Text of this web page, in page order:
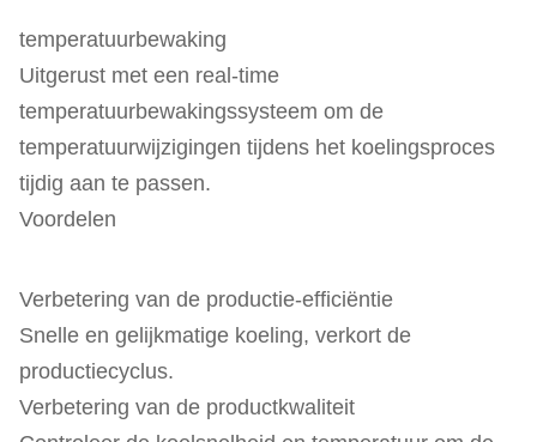
temperatuurbewaking
Uitgerust met een real-time
temperatuurbewakingssysteem om de
temperatuurwijzigingen tijdens het koelingsproces
tijdig aan te passen.
Voordelen
Verbetering van de productie-efficiëntie
Snelle en gelijkmatige koeling, verkort de
productiecyclus.
Verbetering van de productkwaliteit